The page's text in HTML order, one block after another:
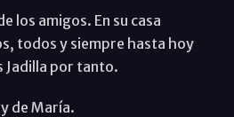
los amigos. En su casa
todos y siempre hasta hoy
Jadilla por tanto.
de María.